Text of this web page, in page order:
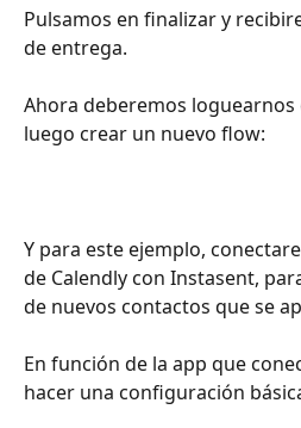
Pulsamos en finalizar y
de entrega.
Ahora deberemos loguearnos
luego crear un nuevo flow:
Y para este ejemplo,
de Calendly con Instasent,
de nuevos contactos que se
En función de la app que
hacer una configuración